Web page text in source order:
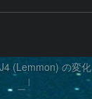
(Lemmon) の変化